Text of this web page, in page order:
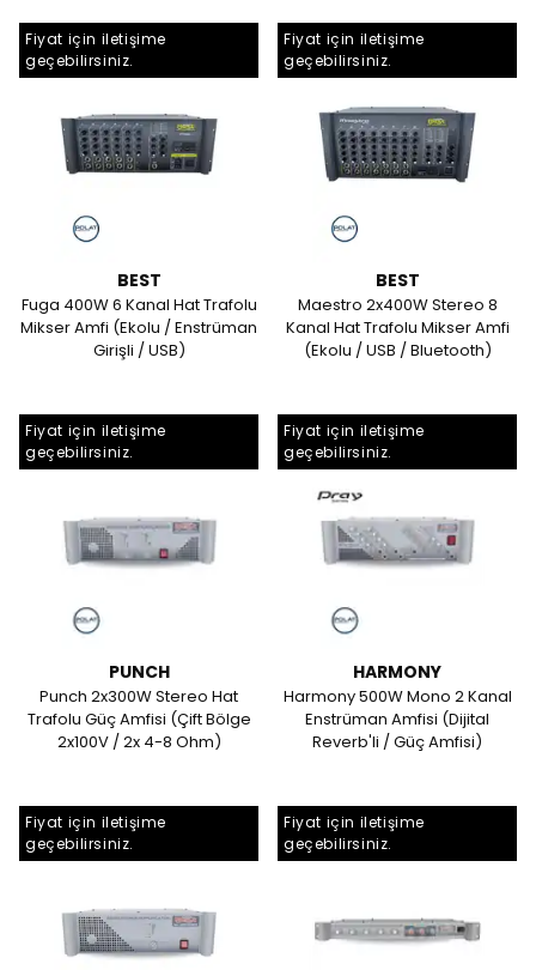
Fiyat için iletişime
geçebilirsiniz.
BEST
Fuga 400W 6 Kanal Hat Trafolu
Mikser Amfi (Ekolu / Enstrüman
Girişli / USB)
Fiyat için iletişime
geçebilirsiniz.
BEST
Maestro 2x400W Stereo 8
Kanal Hat Trafolu Mikser Amfi
(Ekolu / USB / Bluetooth)
Fiyat için iletişime
geçebilirsiniz.
PUNCH
Punch 2x300W Stereo Hat
Trafolu Güç Amfisi (Çift Bölge
2x100V / 2x 4-8 Ohm)
Fiyat için iletişime
geçebilirsiniz.
HARMONY
Harmony 500W Mono 2 Kanal
Enstrüman Amfisi (Dijital
Reverb'li / Güç Amfisi)
Fiyat için iletişime
geçebilirsiniz.
Fiyat için iletişime
geçebilirsiniz.